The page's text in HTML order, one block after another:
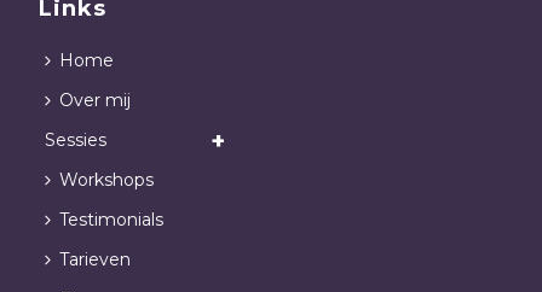
Links
Home
Over mij
Sessies
Workshops
Testimonials
Tarieven